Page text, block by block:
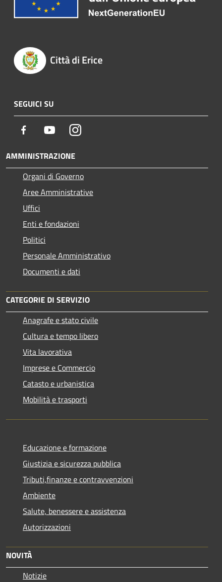
Città di Erice
SEGUICI SU
Facebook YoutubeInstagram
AMMINISTRAZIONE
Organi di Governo
Aree Amministrative
Uffici
Enti e fondazioni
Politici
Personale Amministrativo
Documenti e dati
CATEGORIE DI SERVIZIO
Anagrafe e stato civile
Cultura e tempo libero
Vita lavorativa
Imprese e Commercio
Catasto e urbanistica
Mobilità e trasporti
Educazione e formazione
Giustizia e sicurezza pubblica
Tributi,finanze e contravvenzioni
Ambiente
Salute, benessere e assistenza
Autorizzazioni
NOVITÀ
Notizie